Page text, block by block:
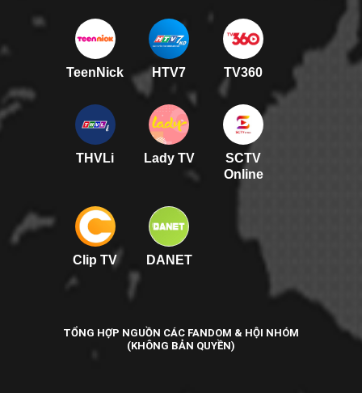
TeenNick HTV7 TV360
THVLi Lady TV
SCTV
Online
Clip TV DANET
TỔNG HỢP NGUỒN CÁC FANDOM & HỘI NHÓM
(KHÔNG BẢN QUYỀN)